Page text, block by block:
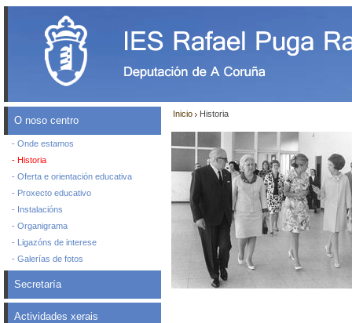
O noso centro
- Onde estamos
- Historia
- Oferta e orientación educativa
- Proxecto educativo
- Instalacións
- Organigrama
- Ligazóns de interese
- Galerías de fotos
Secretaría
Actividades xerais
Inicio Historia